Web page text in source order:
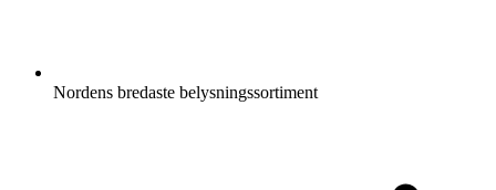
Nordens bredaste belysningssortiment